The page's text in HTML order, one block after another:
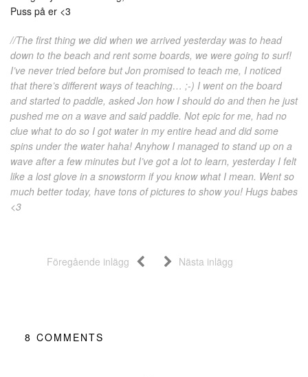
Puss på er <3
//The first thing we did when we arrived yesterday was to head
down to the beach and rent some boards, we were going to surf!
I’ve never tried before but Jon promised to teach me, I noticed
that there’s different ways of teaching… ;-) I went on the board
and started to paddle, asked Jon how I should do and then he just
pushed me on a wave and said paddle. Not epic for me, had no
clue what to do so I got water in my entire head and did some
spins under the water haha! Anyhow I managed to stand up on a
wave after a few minutes but I’ve got a lot to learn, yesterday I felt
like a lost glove in a snowstorm if you know what I mean. Went so
much better today, have tons of pictures to show you! Hugs babes
<3
Föregående inlägg Nästa inlägg
8 COMMENTS